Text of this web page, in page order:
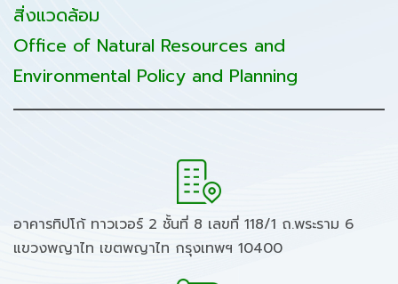
สิ่งแวดล้อม
Office of Natural Resources and
Environmental Policy and Planning
อาคารทิปโก้ ทาวเวอร์ 2 ชั้นที่ 8 เลขที่ 118/1 ถ.พระราม 6
แขวงพญาไท เขตพญาไท กรุงเทพฯ 10400